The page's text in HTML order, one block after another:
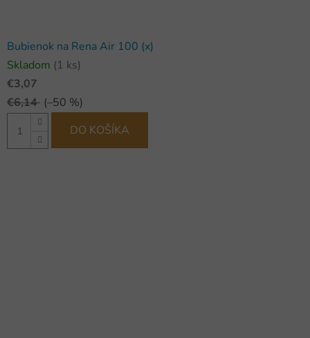
Bubienok na Rena Air 100 (x)
Skladom (1 ks)
€3,07
€6,14 (–50 %)
DO KOŠÍKA